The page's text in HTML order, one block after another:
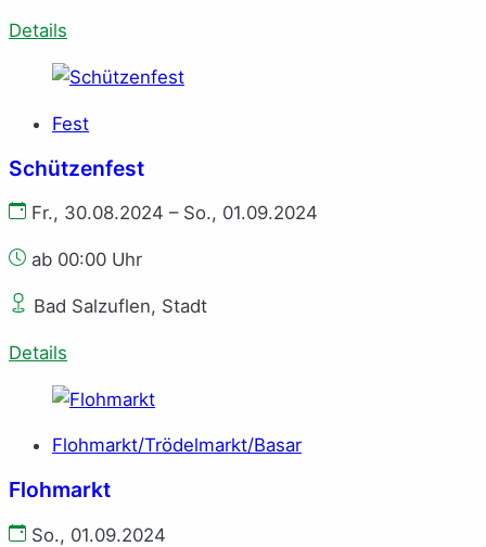
Details
Fest
Schützenfest
Fr., 30.08.2024 – So., 01.09.2024
ab 00:00 Uhr
Bad Salzuflen, Stadt
Details
Flohmarkt/Trödelmarkt/Basar
Flohmarkt
So., 01.09.2024